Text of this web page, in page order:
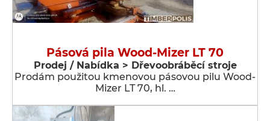
Pásová pila Wood-Mizer LT 70
Prodej / Nabídka > Dřevoobráběcí stroje
Prodám použitou kmenovou pásovou pilu Wood-
Mizer LT 70, hl. …